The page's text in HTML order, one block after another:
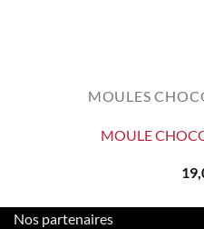
MOULES
MOULE
Nos partenaires